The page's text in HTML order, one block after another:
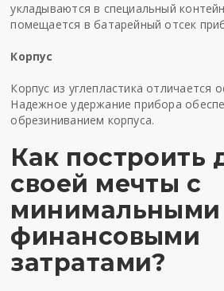
укладываются в специальный
помещается в батарейный отсек
Корпус
Корпус из углепластика отличается
Надежное удержание прибора
обрезиниванием корпуса.
Как построить
своей мечты с
минимальными
финансовыми
затратами?